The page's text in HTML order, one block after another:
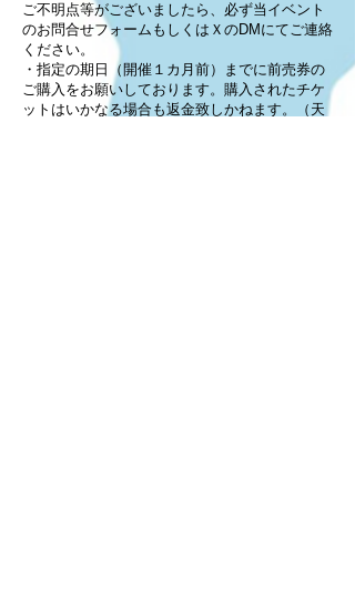
ご不明点等がございましたら、必ず当イベント
のお問合せフォームもしくはＸのDMにてご連絡
ください。
・指定の期日（開催１カ月前）までに前売券の
ご購入をお願いしております。購入されたチケ
ットはいかなる場合も返金致しかねます。（天